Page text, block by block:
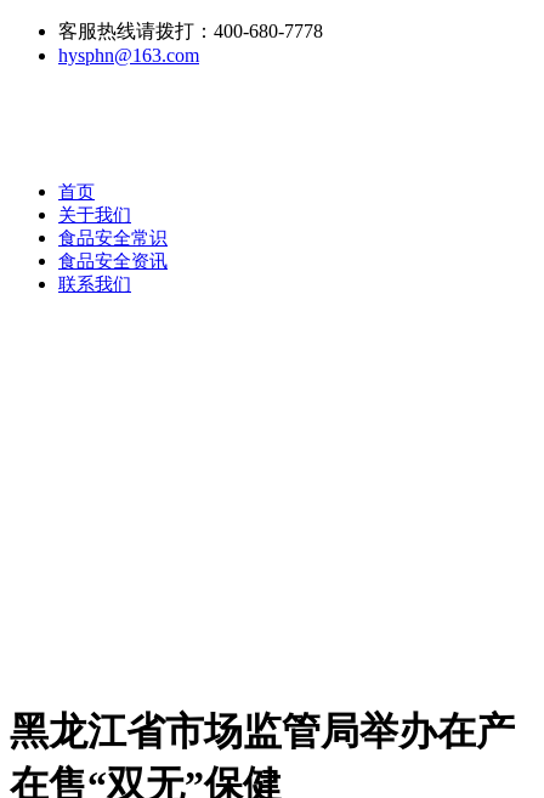
客服热线请拨打：400-680-7778
hysphn@163.com
首页
关于我们
食品安全常识
食品安全资讯
联系我们
黑龙江省市场监管局举办在产
在售“双无”保健